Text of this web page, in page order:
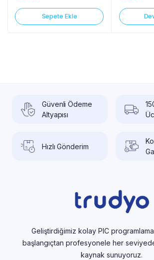
Sepete Ekle
Güvenli Ödeme
Altyapısı
Hızlı Gönderim
Geliştirdiğimiz kolay PIC
başlangıçtan profesyonele her
kaynak sunuyoruz.